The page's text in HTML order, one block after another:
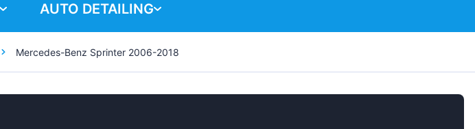
SEK
Ingen produkter
AUTO DETAILING
Kemiske produkter
Mercedes-Benz Sprinter 2006-2018